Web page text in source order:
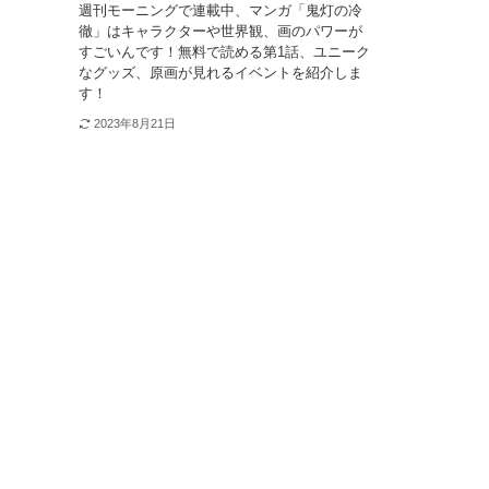
週刊モーニングで連載中、マンガ「鬼灯の冷
徹」はキャラクターや世界観、画のパワーが
すごいんです！無料で読める第1話、ユニーク
なグッズ、原画が見れるイベントを紹介しま
す！
2023年8月21日